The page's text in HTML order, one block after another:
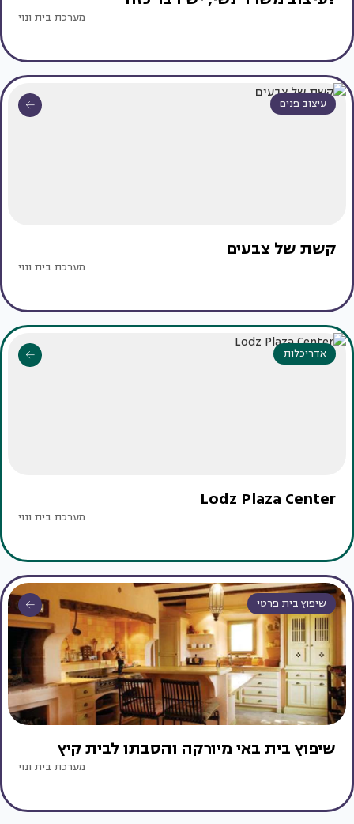
מערכת בית ונוי
עיצוב פנים
קשת של צבעים
מערכת בית ונוי
אדריכלות
Lodz Plaza Center
מערכת בית ונוי
שיפוץ בית פרטי
שיפוץ בית באי מיורקה והסבתו לבית קיץ
מערכת בית ונוי